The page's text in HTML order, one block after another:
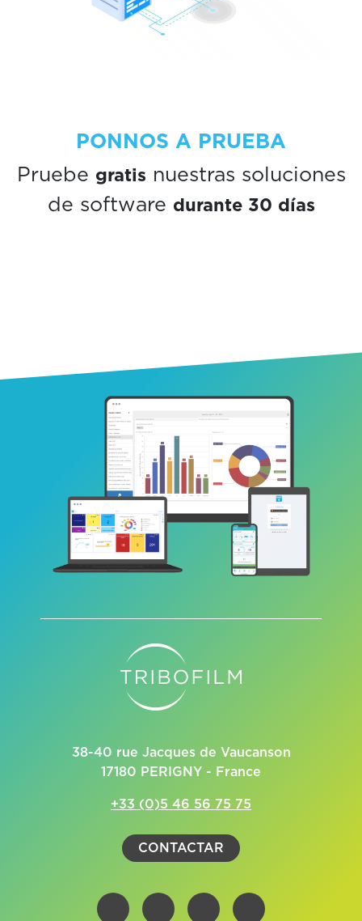
PONNOS A PRUEBA
Pruebe gratis nuestras soluciones
de software durante 30 días
38-40 rue Jacques de Vaucanson
17180 PERIGNY - France
+33 (0)5 46 56 75 75
CONTACTAR